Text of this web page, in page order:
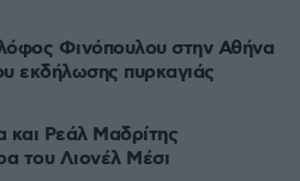
Φινόπουλου στην Αθήνα
εκδήλωσης πυρκαγιάς
και Ρεάλ Μαδρίτης
του Λιονέλ Μέσι